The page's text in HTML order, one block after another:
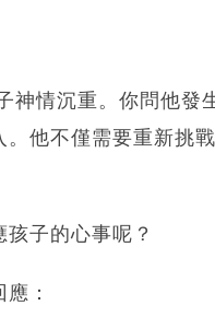
神情沉重。你問他發
他不僅需要重新挑
子的心事呢？
：